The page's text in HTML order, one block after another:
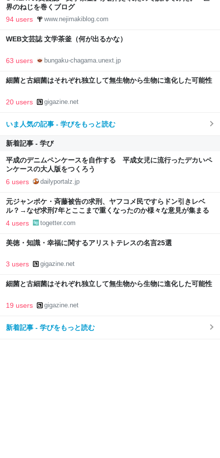
界のねじを巻くブログ
94 users www.nejimakiblog.com
WEB文芸誌 文学茶釜（何が出るかな）
63 users bungaku-chagama.unext.jp
細菌と古細菌はそれぞれ独立して無生物から生物に進化した可能性
20 users gigazine.net
いま人気の記事 - 学びをもっと読む
新着記事 - 学び
平成のデニムペンケースを自作する 平成女児に流行ったデカいペ
ンケースの大人版をつくろう
6 users dailyportalz.jp
元ジャンポケ・斉藤被告の求刑、ヤフコメ民ですらドン引きレベ
ル？→なぜ求刑7年とここまで重くなったのか様々な意見が集まる
4 users togetter.com
美徳・知識・幸福に関するアリストテレスの名言25選
3 users gigazine.net
細菌と古細菌はそれぞれ独立して無生物から生物に進化した可能性
19 users gigazine.net
新着記事 - 学びをもっと読む